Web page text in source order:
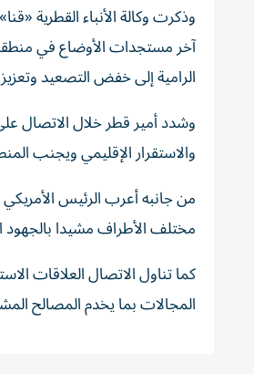
وذكرت وكالة الأنباء القطرية
آخر مستجدات الأوضاع في منطقة
الرامية إلى خفض التصعيد وتعزيز
وشدد أمير قطر خلال الاتصال
والاستقرار الإقليمي ويجنب
من جانبه أعرب الرئيس
مختلف الأطراف مشيدا بالجهود
كما تناول الاتصال العلاقات
المجالات بما يخدم المصالح